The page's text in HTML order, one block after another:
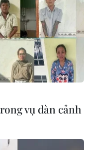
vụ dàn cảnh